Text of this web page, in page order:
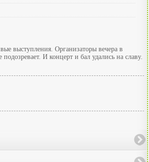
выступления. Организаторы вечера в
И концерт и бал удались на славу.